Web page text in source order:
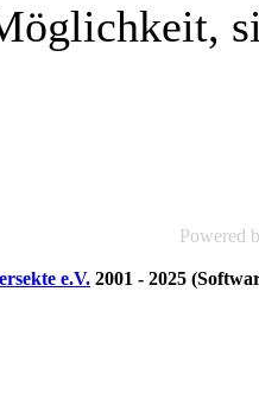
Powered
e.V. 2001 - 2025